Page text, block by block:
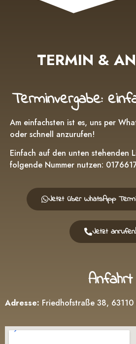
TERMIN &
Terminvergabe:
Am einfachsten ist es, uns per
oder schnell anzurufen!
Einfach auf den unten stehenden
folgende Nummer nutzen:
Jetzt über WhatsApp
Jetzt anrufen!
Anfahrt
Adresse: Friedhofstraße 38, 63110